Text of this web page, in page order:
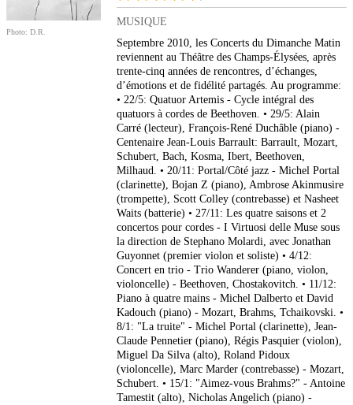
Photo: D.R.
MUSIQUE
Septembre 2010, les Concerts du Dimanche Matin
reviennent au Théâtre des Champs-Élysées, après
trente-cinq années de rencontres, d’échanges,
d’émotions et de fidélité partagés. Au programme:
• 22/5: Quatuor Artemis - Cycle intégral des
quatuors à cordes de Beethoven. • 29/5: Alain
Carré (lecteur), François-René Duchâble (piano) -
Centenaire Jean-Louis Barrault: Barrault, Mozart,
Schubert, Bach, Kosma, Ibert, Beethoven,
Milhaud. • 20/11: Portal/Côté jazz - Michel Portal
(clarinette), Bojan Z (piano), Ambrose Akinmusire
(trompette), Scott Colley (contrebasse) et Nasheet
Waits (batterie) • 27/11: Les quatre saisons et 2
concertos pour cordes - I Virtuosi delle Muse sous
la direction de Stephano Molardi, avec Jonathan
Guyonnet (premier violon et soliste) • 4/12:
Concert en trio - Trio Wanderer (piano, violon,
violoncelle) - Beethoven, Chostakovitch. • 11/12:
Piano à quatre mains - Michel Dalberto et David
Kadouch (piano) - Mozart, Brahms, Tchaikovski. •
8/1: "La truite" - Michel Portal (clarinette), Jean-
Claude Pennetier (piano), Régis Pasquier (violon),
Miguel Da Silva (alto), Roland Pidoux
(violoncelle), Marc Marder (contrebasse) - Mozart,
Schubert. • 15/1: "Aimez-vous Brahms?" - Antoine
Tamestit (alto), Nicholas Angelich (piano) -